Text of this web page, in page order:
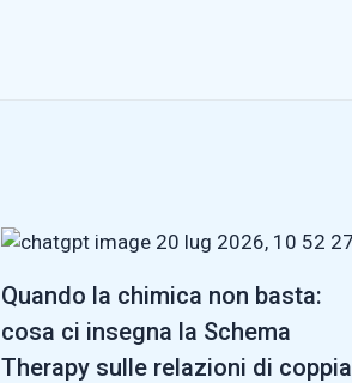
Quando la chimica non basta:
cosa ci insegna la Schema
Therapy sulle relazioni di coppia